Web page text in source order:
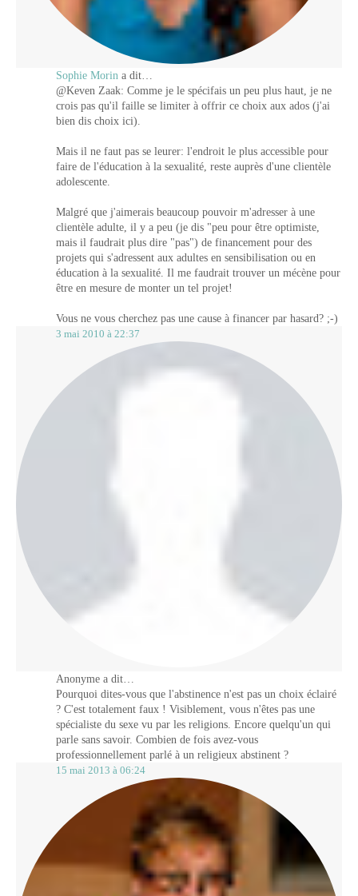
Sophie Morin a dit…
@Keven Zaak: Comme je le spécifais un peu plus haut, je ne
crois pas qu'il faille se limiter à offrir ce choix aux ados (j'ai
bien dis choix ici).
Mais il ne faut pas se leurer: l'endroit le plus accessible pour
faire de l'éducation à la sexualité, reste auprès d'une clientèle
adolescente.
Malgré que j'aimerais beaucoup pouvoir m'adresser à une
clientèle adulte, il y a peu (je dis "peu pour être optimiste,
mais il faudrait plus dire "pas") de financement pour des
projets qui s'adressent aux adultes en sensibilisation ou en
éducation à la sexualité. Il me faudrait trouver un mécène pour
être en mesure de monter un tel projet!
Vous ne vous cherchez pas une cause à financer par hasard? ;-)
3 mai 2010 à 22:37
Anonyme a dit…
Pourquoi dites-vous que l'abstinence n'est pas un choix éclairé
? C'est totalement faux ! Visiblement, vous n'êtes pas une
spécialiste du sexe vu par les religions. Encore quelqu'un qui
parle sans savoir. Combien de fois avez-vous
professionnellement parlé à un religieux abstinent ?
15 mai 2013 à 06:24